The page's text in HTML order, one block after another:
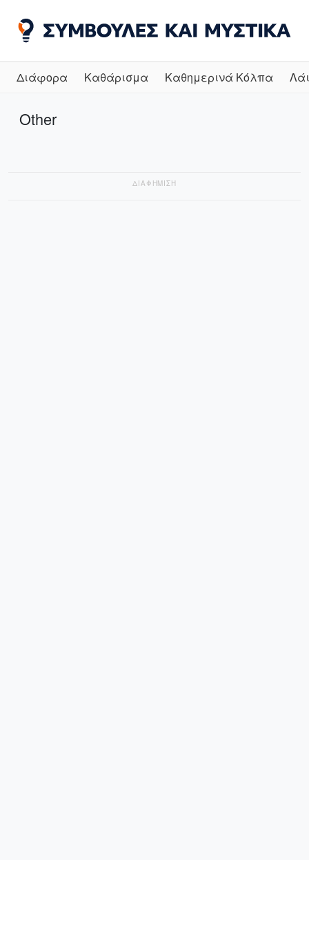
Διάφορα Καθάρισμα Καθημερινά Κόλπα
Other
ΔΙΑΦΗΜΙΣΗ